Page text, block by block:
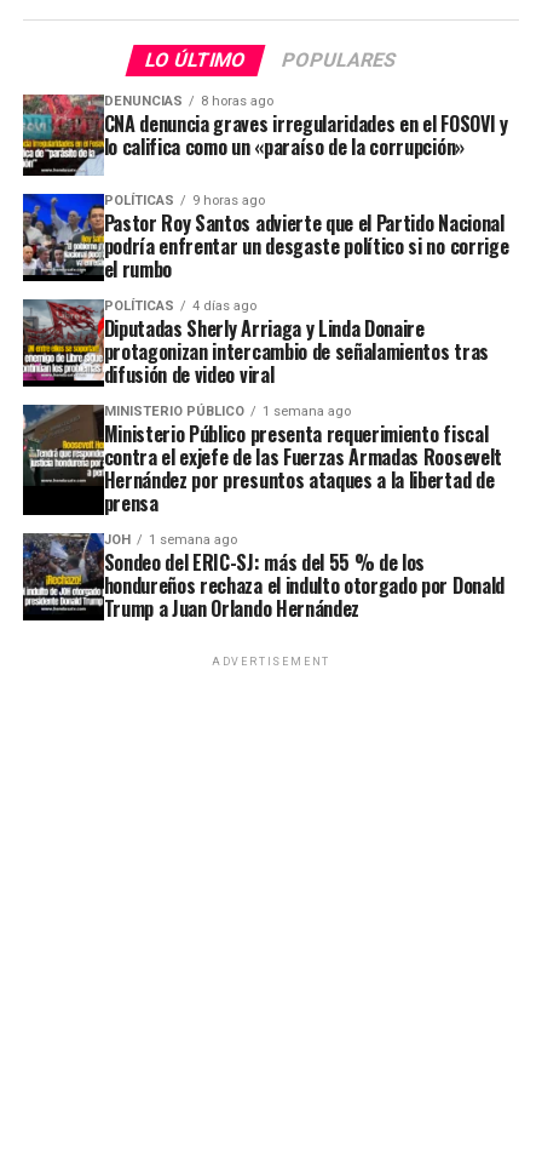
LO ÚLTIMO POPULARES
DENUNCIAS 8 horas ago
CNA denuncia graves irregularidades en el FOSOVI y
lo califica como un «paraíso de la corrupción»
POLÍTICAS 9 horas ago
Pastor Roy Santos advierte que el Partido Nacional
podría enfrentar un desgaste político si no corrige
el rumbo
POLÍTICAS 4 días ago
Diputadas Sherly Arriaga y Linda Donaire
protagonizan intercambio de señalamientos tras
difusión de video viral
MINISTERIO PÚBLICO 1 semana ago
Ministerio Público presenta requerimiento fiscal
contra el exjefe de las Fuerzas Armadas Roosevelt
Hernández por presuntos ataques a la libertad de
prensa
JOH 1 semana ago
Sondeo del ERIC-SJ: más del 55 % de los
hondureños rechaza el indulto otorgado por Donald
Trump a Juan Orlando Hernández
ADVERTISEMENT